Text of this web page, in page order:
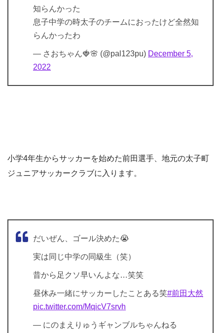
知らんかった
息子中学の時太子のチームにおったけど全然知
らんかったわ
— さおちゃん🍓🌸 (@pal123pu) December 5,
2022
小学4年生からサッカーを始めた前田選手、地元の太子町
ジュニアサッカークラブに入ります。
だいぜん、ゴール決めた😭
実は同じ中学の同級生（笑）
昔から足クソ早いんよな…笑笑
昼休み一緒にサッカーしたことある笑#前田大然
pic.twitter.com/MqicV7srvh
— にのまえりゅうギャンブルちゃんねる